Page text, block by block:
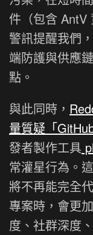
件（包含 AntV
警訊提醒我們
端防護與供應
點。
與此同時，
量質疑「
發者製作工具
常灌星行為。
將不再能完全
專案時，會更
度、社群深度